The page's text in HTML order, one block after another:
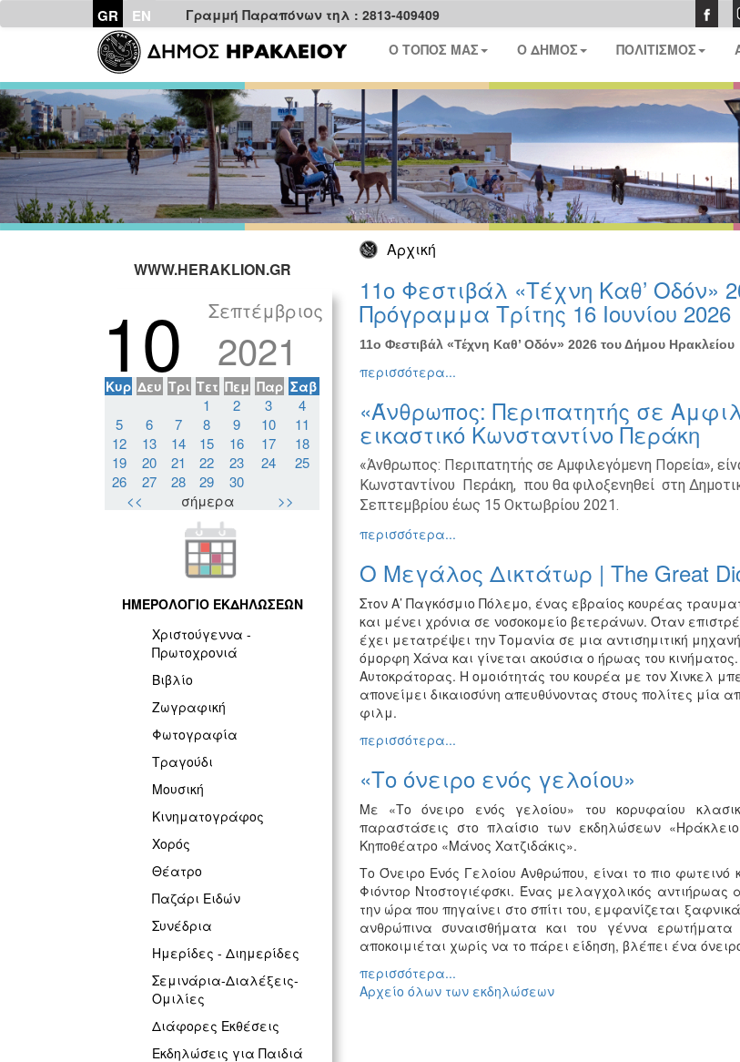
GR EN Γραμμή Παραπόνων τηλ : 2813-409409
Ο ΤΟΠΟΣ ΜΑΣ Ο ΔΗΜΟΣ ΠΟΛΙΤΙΣΜΟΣ
Αρχική
WWW.HERAKLION.GR
10 Σεπτέμβριος
2021
Κυρ Δευ Τρι Τετ Πεμ Παρ Σαβ
1 2 3
4
5
6 7 8 9 10
11
12
13 14 15 16 17
18
19
20 21 22 23 24
25
26
27 28 29
30
<<
σήμερα >>
ΗΜΕΡΟΛΟΓΙΟ ΕΚΔΗΛΩΣΕΩΝ
Χριστούγεννα -
Πρωτοχρονιά
Βιβλίο
Ζωγραφική
Φωτογραφία
Τραγούδι
Μουσική
Κινηματογράφος
Χορός
Θέατρο
Παζάρι Ειδών
Συνέδρια
Ημερίδες - Διημερίδες
Σεμινάρια-Διαλέξεις-
Ομιλίες
Διάφορες Εκθέσεις
Εκδηλώσεις για Παιδιά
11ο Φεστιβάλ «Τέχνη Καθ’ Οδόν»
Πρόγραμμα Τρίτης 16 Ιουνίου 2026
11ο Φεστιβάλ «Τέχνη Καθ’ Οδόν» 2026 του Δήμου Ηρακλείου
περισσότερα...
«Άνθρωπος: Περιπατητής σε
εικαστικό Κωνσταντίνο Περάκη
«Άνθρωπος: Περιπατητής σε Αμφιλεγόμενη Πορεία»,
Κωνσταντίνου Περάκη, που θα φιλοξενηθεί στη
Σεπτεμβρίου έως 15 Οκτωβρίου 2021.
περισσότερα...
Ο Μεγάλος Δικτάτωρ | The Great
Στον Α’ Παγκόσμιο Πόλεμο, ένας εβραίος κουρέας
και μένει χρόνια σε νοσοκομείο βετεράνων. Όταν
έχει μετατρέψει την Τομανία σε μια αντισημιτική
όμορφη Χάνα και γίνεται ακούσια ο ήρωας του
Αυτοκράτορας. Η ομοιότητάς του κουρέα με τον Χινκελ
απονείμει δικαιοσύνη απευθύνοντας στους πολίτες μία
φιλμ.
περισσότερα...
«Το όνειρο ενός γελοίου»
Με «Το όνειρο ενός γελοίου» του κορυφαίου
παραστάσεις στο πλαίσιο των εκδηλώσεων
Κηποθέατρο «Μάνος Χατζιδάκις».
Το Όνειρο Ενός Γελοίου Ανθρώπου, είναι το πιο
Φιόντορ Ντοστογιέφσκι. Ένας μελαγχολικός
την ώρα που πηγαίνει στο σπίτι του, εμφανίζεται
ανθρώπινα συναισθήματα και του γέννα
αποκοιμιέται χωρίς να το πάρει είδηση, βλέπει ένα
περισσότερα...
Αρχείο όλων των εκδηλώσεων